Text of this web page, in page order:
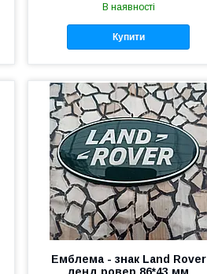
В наявності
Купити
Емблема - знак Land Rover